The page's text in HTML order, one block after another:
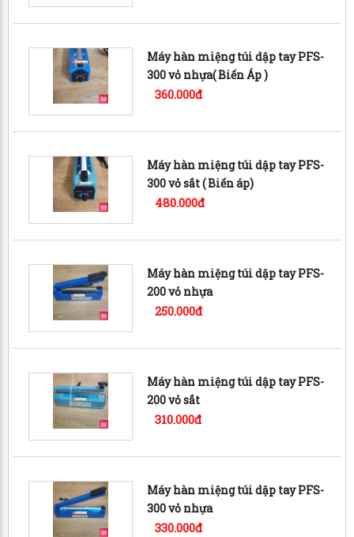
Máy hàn miệng túi dập tay PFS-
300 vỏ nhựa( Biến Áp )
360.000đ
Máy hàn miệng túi dập tay PFS-
300 vỏ sắt ( Biến áp)
480.000đ
Máy hàn miệng túi dập tay PFS-
200 vỏ nhựa
250.000đ
Máy hàn miệng túi dập tay PFS-
200 vỏ sắt
310.000đ
Máy hàn miệng túi dập tay PFS-
300 vỏ nhựa
330.000đ